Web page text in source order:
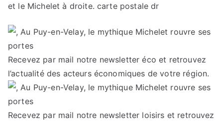
et le Michelet à droite. carte postale dr
Recevez par mail notre newsletter éco et retrouvez
l’actualité des acteurs économiques de votre région.
Recevez par mail notre newsletter loisirs et retrouvez